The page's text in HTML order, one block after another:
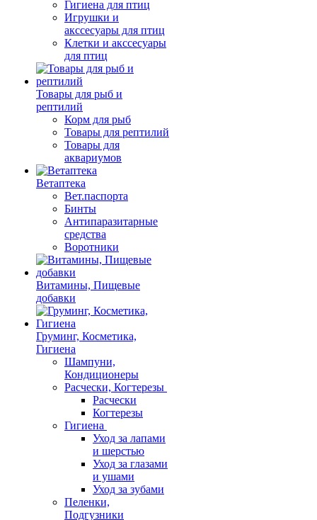
Гигиена для птиц
Игрушки и
акссесуары для птиц
Клетки и акссесуары
для птиц
Товары для рыб и
рептилий
Корм для рыб
Товары для рептилий
Товары для
аквариумов
Ветаптека
Вет.паспорта
Бинты
Антипаразитарные
средства
Воротники
Витамины, Пищевые
добавки
Груминг, Косметика,
Гигиена
Шампуни,
Кондиционеры
Расчески, Когтерезы
Расчески
Когтерезы
Гигиена
Уход за лапами
и шерстью
Уход за глазами
и ушами
Уход за зубами
Пеленки,
Подгузники